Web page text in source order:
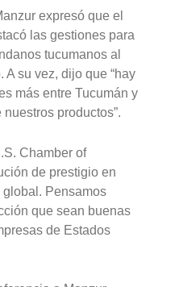
expresó que el
las gestiones para
tucumanos al
A su vez, dijo que “hay
más entre Tucumán y
productos”.
Chamber of
de prestigio en
Pensamos
que sean buenas
de Estados